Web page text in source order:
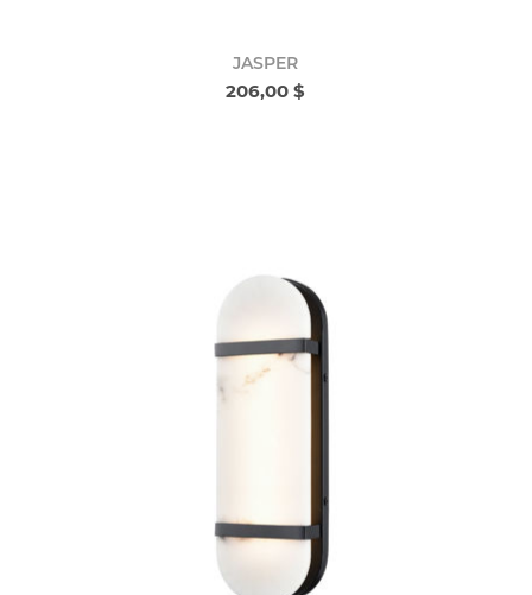
JASPER
206,00 $